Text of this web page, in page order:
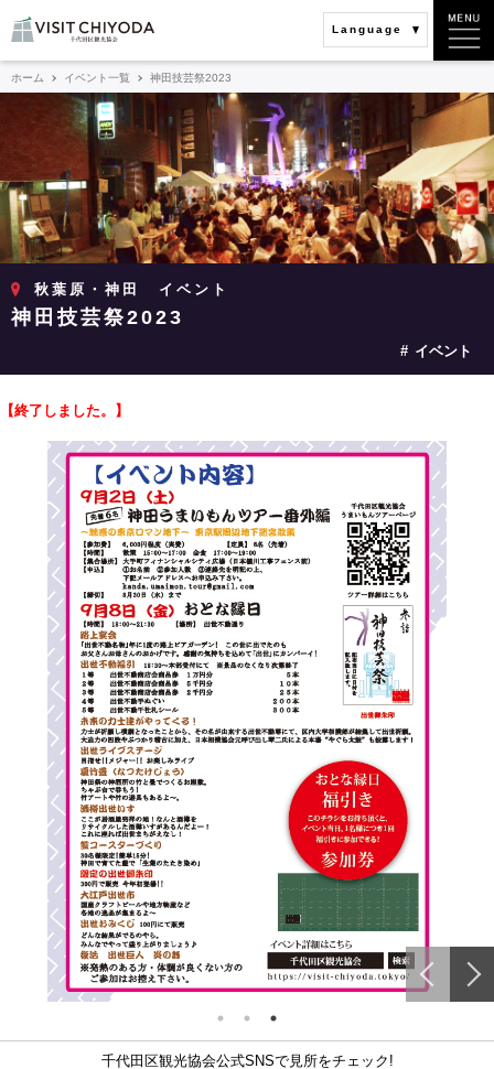
Language
ホーム イベント一覧 神田技芸祭2023
秋葉原・神田 イベント
神田技芸祭2023
イベント
【終了しました。】
千代田区観光協会公式SNSで見所をチェック!